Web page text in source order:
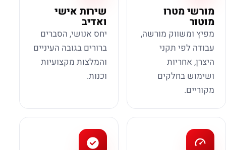
מורשי מטרו
מוטור
מפיץ ומשווק מורשה,
עבודה לפי תקני
היצרן, אחריות
ושימוש בחלקים
מקוריים.
שירות אישי
ואדיב
יחס אנושי, הסברים
ברורים בגובה העיניים
והמלצות מקצועיות
וכנות.